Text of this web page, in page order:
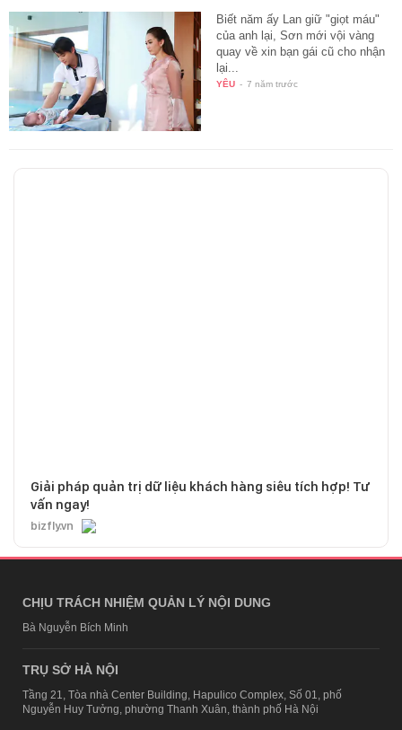
Biết năm ấy Lan giữ "giọt máu"
của anh lại, Sơn mới vội vàng
quay về xin bạn gái cũ cho nhận
lại...
YÊU - 7 năm trước
Giải pháp quản trị dữ liệu khách hàng siêu tích hợp! Tư
vấn ngay!
bizfly.vn
CHỊU TRÁCH NHIỆM QUẢN LÝ NỘI DUNG
Bà Nguyễn Bích Minh
TRỤ SỞ HÀ NỘI
Tầng 21, Tòa nhà Center Building, Hapulico Complex, Số 01, phố
Nguyễn Huy Tưởng, phường Thanh Xuân, thành phố Hà Nội